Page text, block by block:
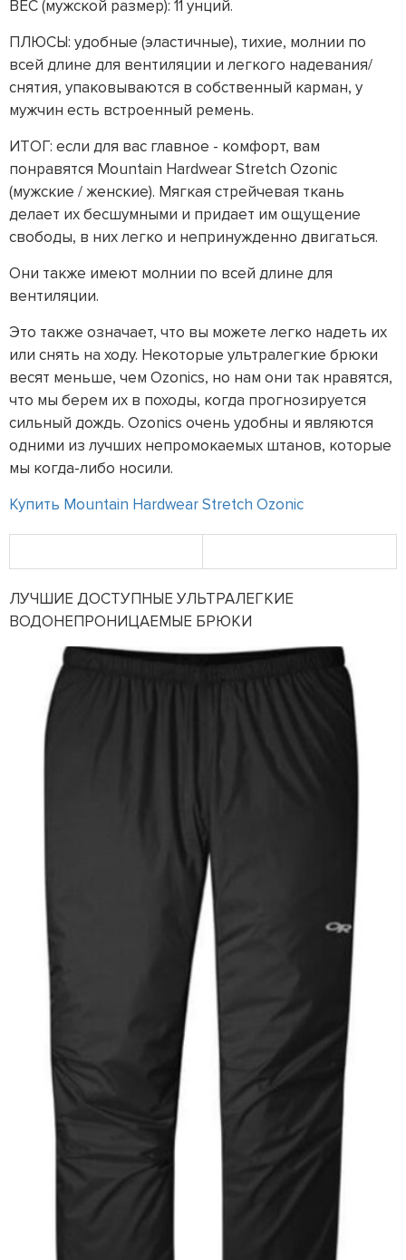
ВЕС (мужской размер): 11 унций.
ПЛЮСЫ: удобные (эластичные), тихие, молнии по
всей длине для вентиляции и легкого надевания/
снятия, упаковываются в собственный карман, у
мужчин есть встроенный ремень.
ИТОГ: если для вас главное - комфорт, вам
понравятся Mountain Hardwear Stretch Ozonic
(мужские / женские). Мягкая стрейчевая ткань
делает их бесшумными и придает им ощущение
свободы, в них легко и непринужденно двигаться.
Они также имеют молнии по всей длине для
вентиляции.
Это также означает, что вы можете легко надеть их
или снять на ходу. Некоторые ультралегкие брюки
весят меньше, чем Ozonics, но нам они так нравятся,
что мы берем их в походы, когда прогнозируется
сильный дождь. Ozonics очень удобны и являются
одними из лучших непромокаемых штанов, которые
мы когда-либо носили.
Купить Mountain Hardwear Stretch Ozonic
ЛУЧШИЕ ДОСТУПНЫЕ УЛЬТРАЛЕГКИЕ
ВОДОНЕПРОНИЦАЕМЫЕ БРЮКИ